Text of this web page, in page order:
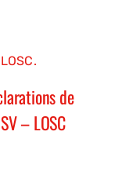
de
– LOSC